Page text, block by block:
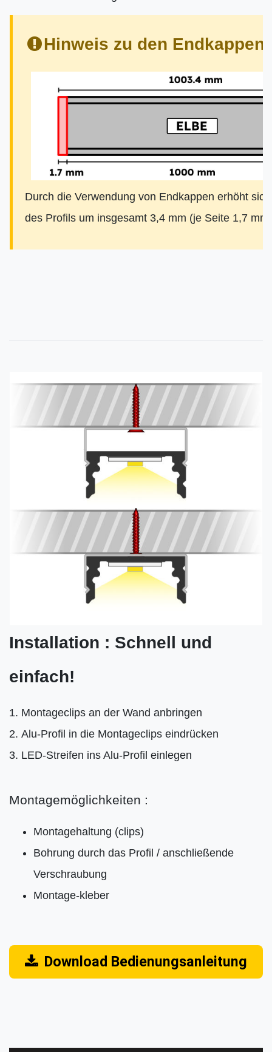
Hinweis zu den Endkappen:
Durch die Verwendung von Endkappen erhöht
des Profils um insgesamt 3,4 mm (je Seite 1,7
Installation : Schnell und
einfach!
Montageclips an der Wand anbringen
Alu-Profil in die Montageclips eindrücken
LED-Streifen ins Alu-Profil einlegen
Montagemöglichkeiten :
Montagehaltung (clips)
Bohrung durch das Profil / anschließende
Verschraubung
Montage-kleber
Download Bedienungsanleitung